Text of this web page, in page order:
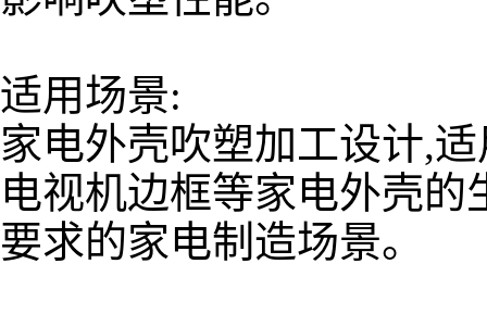
适用场景:
家电外壳吹塑加工设计,
电视机边框等家电外壳
要求的家电制造场景。